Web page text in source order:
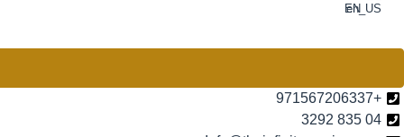
EN
+971567206337
04 835 3292